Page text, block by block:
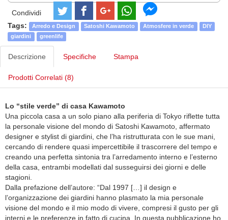
Condividi
Tags:
Arredo e Design Satoshi Kawamoto Atmosfere in verde
DIY
giardini
greenlife
Descrizione Specifiche Stampa
Prodotti Correlati (8)
Lo “stile verde” di casa Kawamoto
Una piccola casa a un solo piano alla periferia di Tokyo riflette tutta
la personale visione del mondo di Satoshi Kawamoto, affermato
designer e stylist di giardini, che l’ha ristrutturata con le sue mani,
cercando di rendere quasi impercettibile il trascorrere del tempo e
creando una perfetta sintonia tra l’arredamento interno e l’esterno
della casa, entrambi modellati dal susseguirsi dei giorni e delle
stagioni.
Dalla prefazione dell’autore: “Dal 1997 […] il design e
l’organizzazione dei giardini hanno plasmato la mia personale
visione del mondo e il mio modo di vivere, compresi il gusto per gli
interni e le preferenze in fatto di cucina. In questa pubblicazione ho